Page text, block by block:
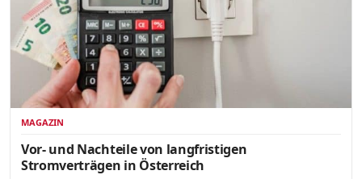
MAGAZIN
Vor- und Nachteile von langfristigen
Stromverträgen in Österreich